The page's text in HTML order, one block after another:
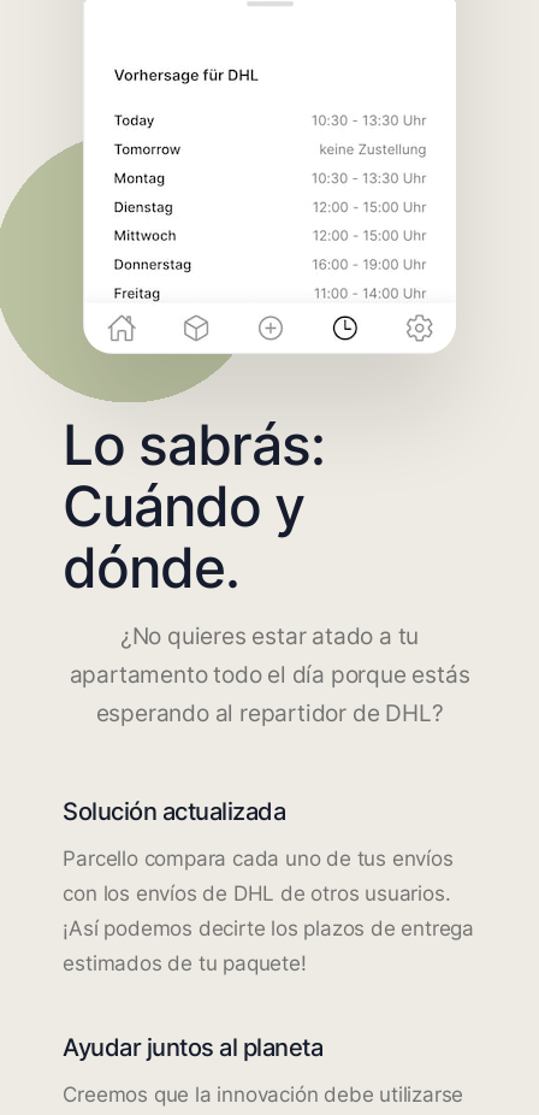
Lo sabrás:
Cuándo y
dónde.
¿No quieres estar atado a tu
apartamento todo el día porque estás
esperando al repartidor de DHL?
Solución actualizada
Parcello compara cada uno de tus envíos
con los envíos de DHL de otros usuarios.
¡Así podemos decirte los plazos de entrega
estimados de tu paquete!
Ayudar juntos al planeta
Creemos que la innovación debe utilizarse